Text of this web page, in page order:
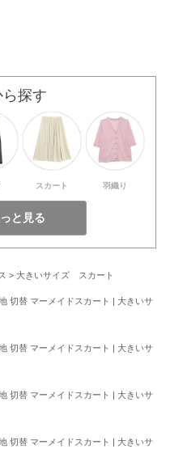
探す
スカート 羽織り
大きいサイズ スカート
切替 マーメイドスカート | 大きいサ
切替 マーメイドスカート | 大きいサ
切替 マーメイドスカート | 大きいサ
切替 マーメイドスカート | 大きいサ